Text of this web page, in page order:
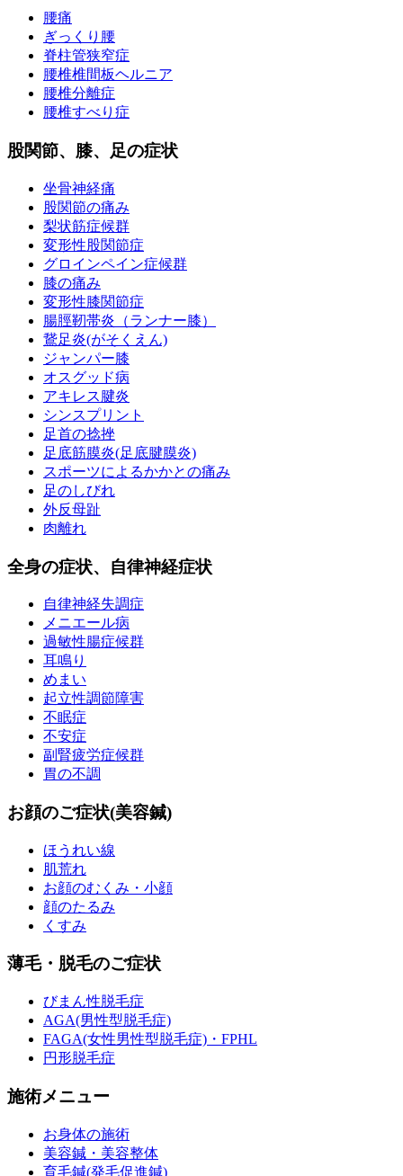
腰痛
ぎっくり腰
脊柱管狭窄症
腰椎椎間板ヘルニア
腰椎分離症
腰椎すべり症
股関節、膝、足の症状
坐骨神経痛
股関節の痛み
梨状筋症候群
変形性股関節症
グロインペイン症候群
膝の痛み
変形性膝関節症
腸脛靭帯炎（ランナー膝）
鵞足炎(がそくえん)
ジャンパー膝
オスグッド病
アキレス腱炎
シンスプリント
足首の捻挫
足底筋膜炎(足底腱膜炎)
スポーツによるかかとの痛み
足のしびれ
外反母趾
肉離れ
全身の症状、自律神経症状
自律神経失調症
メニエール病
過敏性腸症候群
耳鳴り
めまい
起立性調節障害
不眠症
不安症
副腎疲労症候群
胃の不調
お顔のご症状(美容鍼)
ほうれい線
肌荒れ
お顔のむくみ・小顔
顔のたるみ
くすみ
薄毛・脱毛のご症状
びまん性脱毛症
AGA(男性型脱毛症)
FAGA(女性男性型脱毛症)・FPHL
円形脱毛症
施術メニュー
お身体の施術
美容鍼・美容整体
育毛鍼(発毛促進鍼)